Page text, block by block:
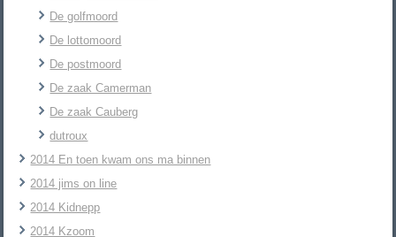
De golfmoord
De lottomoord
De postmoord
De zaak Camerman
De zaak Cauberg
dutroux
2014 En toen kwam ons ma binnen
2014 jims on line
2014 Kidnepp
2014 Kzoom